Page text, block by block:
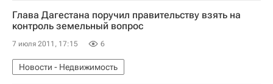
Глава Дагестана поручил правительству взять на
контроль земельный вопрос
7 июля 2011, 17:15 6
Новости - Недвижимость